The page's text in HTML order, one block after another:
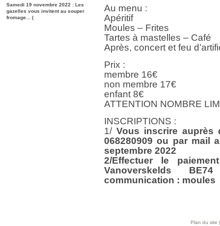
Samedi 19 novembre 2022 : Les
gazelles vous invitent au souper
fromage... (
Au menu :
Apéritif
Moules – Frites
Tartes à mastelles – Café
Après, concert et feu
Prix :
membre 16€
non membre 17€
enfant 8€
ATTENTION NOMBRE
INSCRIPTIONS :
1/Vous inscrire auprès
068280909 ou par mail
septembre 2022
2/Effectuer le
Vanoverskelds
communication : moules
Plan du site